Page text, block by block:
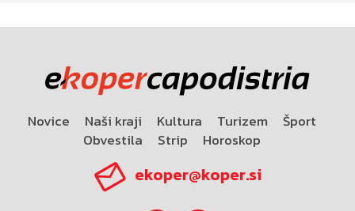
Novice Naši kraji Kultura Turizem
Šport
Obvestila
Strip Horoskop
ekoper@koper.si